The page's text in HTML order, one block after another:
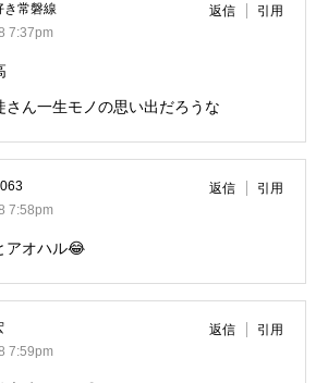
き常磐線
7:37pm
返信 引用
さん一生モノの思い出だろうな
7:58pm
返信 引用
アオハル😂
7:59pm
返信 引用